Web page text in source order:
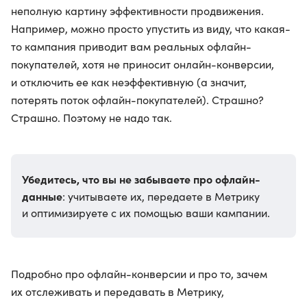
неполную картину эффективности продвижения.
Например, можно просто упустить из виду, что какая-
то кампания приводит вам реальных офлайн-
покупателей, хотя не приносит онлайн-конверсии,
и отключить ее как неэффективную (а значит,
потерять поток офлайн-покупателей). Страшно?
Страшно. Поэтому не надо так.
Убедитесь, что вы не забываете про офлайн-
данные: учитываете их, передаете в Метрику
и оптимизируете с их помощью ваши кампании.
Подробно про офлайн-конверсии и про то, зачем
их отслеживать и передавать в Метрику,